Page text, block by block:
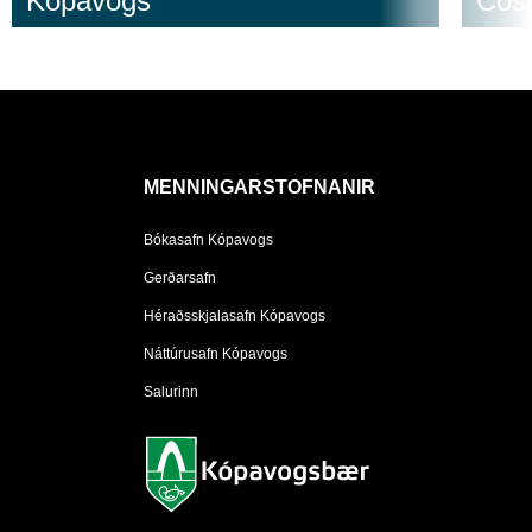
MENNINGARSTOFNANIR
Bókasafn Kópavogs
Gerðarsafn
Héraðsskjalasafn Kópavogs
Náttúrusafn Kópavogs
Salurinn